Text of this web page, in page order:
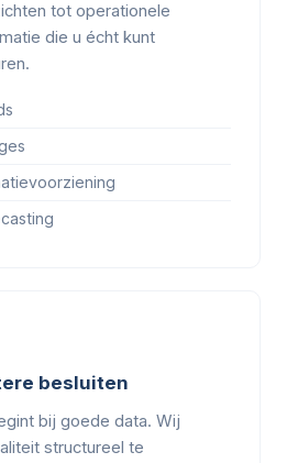
tot operationele
die u écht kunt
besluiten
bij goede data. Wij
structureel te